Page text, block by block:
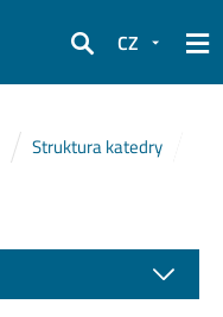
Hledat
CZ
Struktura katedry